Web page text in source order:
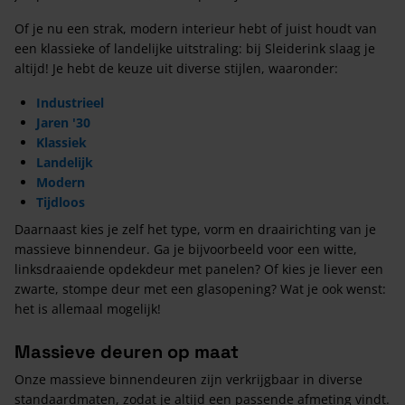
Of je nu een strak, modern interieur hebt of juist houdt van
een klassieke of landelijke uitstraling: bij Sleiderink slaag je
altijd! Je hebt de keuze uit diverse stijlen, waaronder:
Industrieel
Jaren '30
Klassiek
Landelijk
Modern
Tijdloos
Daarnaast kies je zelf het type, vorm en draairichting van je
massieve binnendeur. Ga je bijvoorbeeld voor een witte,
linksdraaiende opdekdeur met panelen? Of kies je liever een
zwarte, stompe deur met een glasopening? Wat je ook wenst:
het is allemaal mogelijk!
Massieve deuren op maat
Onze massieve binnendeuren zijn verkrijgbaar in diverse
standaardmaten, zodat je altijd een passende afmeting vindt.